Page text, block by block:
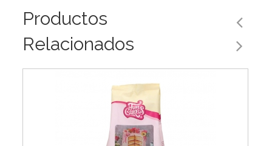
Productos
Relacionados